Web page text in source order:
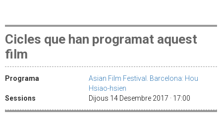
Cicles que han programat aquest
film
Programa
Asian Film Festival. Barcelona: Hou
Hsiao-hsien
Sessions
Dijous 14 Desembre 2017 · 17:00